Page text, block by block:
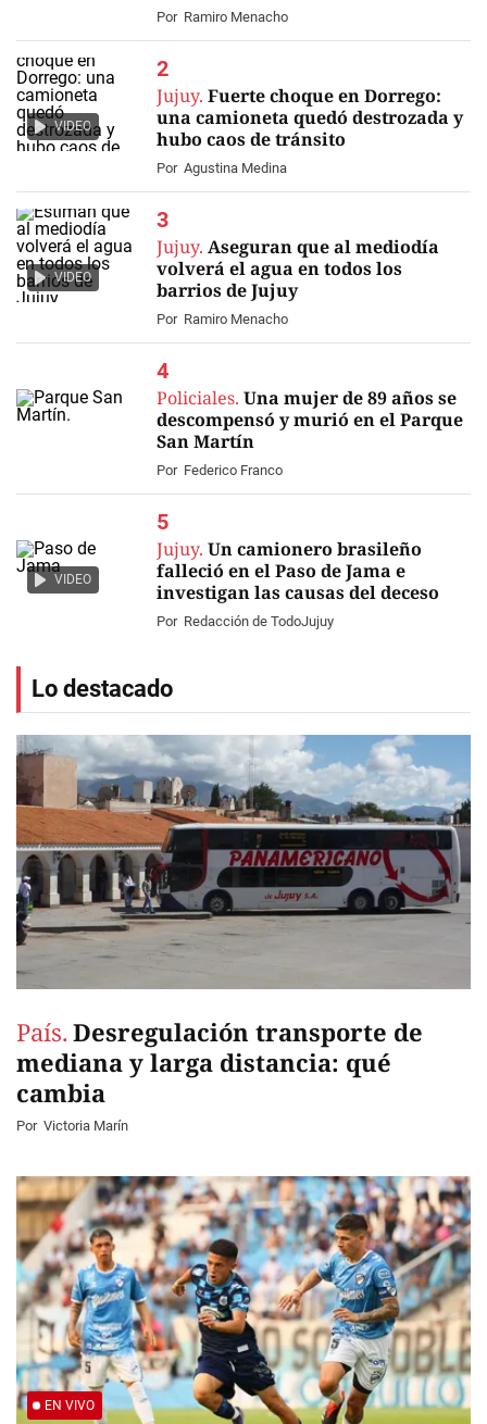
Por Ramiro Menacho
VIDEO
Jujuy. Fuerte choque en Dorrego:
una camioneta quedó destrozada y
hubo caos de tránsito
Por Agustina Medina
VIDEO
Jujuy. Aseguran que al mediodía
volverá el agua en todos los
barrios de Jujuy
Por Ramiro Menacho
Policiales. Una mujer de 89 años se
descompensó y murió en el Parque
San Martín
Por Federico Franco
VIDEO
Jujuy. Un camionero brasileño
falleció en el Paso de Jama e
investigan las causas del deceso
Por Redacción de TodoJujuy
Lo destacado
País. Desregulación transporte de
mediana y larga distancia: qué
cambia
Por Victoria Marín
EN VIVO